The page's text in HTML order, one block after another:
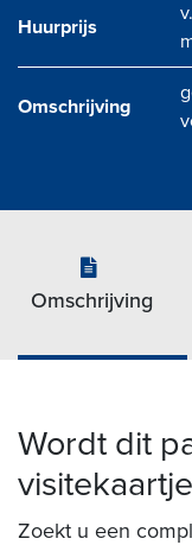
Huurprijs
Omschrijving
Omschrijving
Wordt dit
Zoekt u een